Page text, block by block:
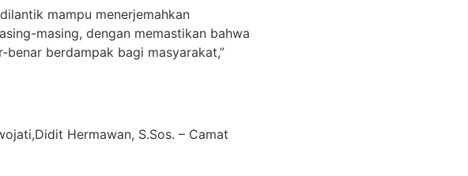
mampu menerjemahkan
masing, dengan memastikan bahwa
berdampak bagi masyarakat,”
Hermawan, S.Sos. – Camat